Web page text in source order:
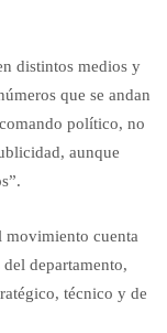
distintos medios y
que se andan
político, no
aunque
movimiento cuenta
departamento,
técnico y de